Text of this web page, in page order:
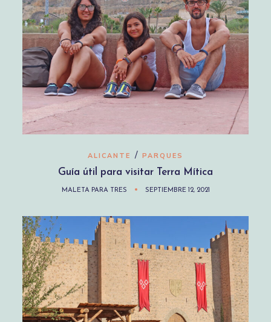
ALICANTE / PARQUES
Guía útil para visitar Terra Mítica
MALETA PARA TRES SEPTIEMBRE 12, 2021